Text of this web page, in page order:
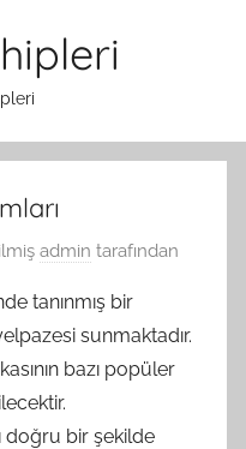
admin tarafından
tanınmış bir
sunmaktadır.
bazı popüler
doğru bir şekilde